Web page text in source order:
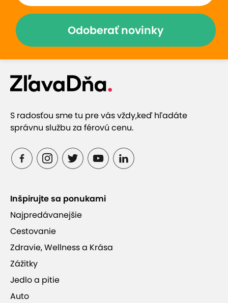
Odoberať novinky
S radosťou sme tu pre vás vždy,keď hľadáte
správnu službu za férovú cenu.
Inšpirujte sa ponukami
Najpredávanejšie
Cestovanie
Zdravie, Wellness a Krása
Zážitky
Jedlo a pitie
Auto